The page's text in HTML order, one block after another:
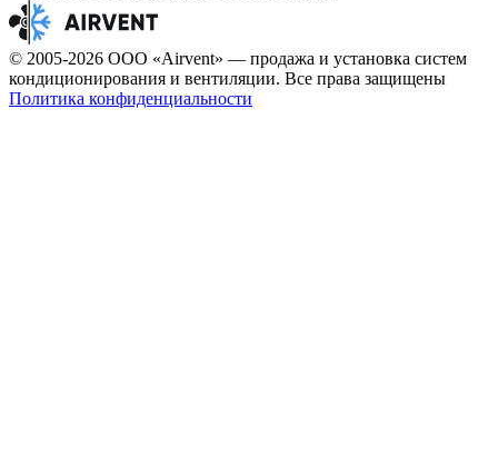
© 2005-2026 ООО «Airvent» — продажа и установка систем
кондиционирования и вентиляции. Все права защищены
Политика конфиденциальности